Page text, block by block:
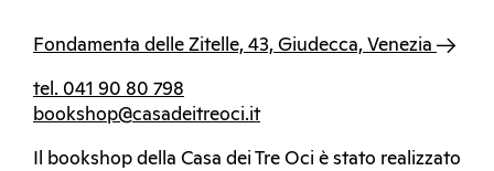
Fondamenta delle Zitelle, 43, Giudecca, Venezia
tel. 041 90 80 798
bookshop@casadeitreoci.it
Il bookshop della Casa dei Tre Oci è stato realizzato